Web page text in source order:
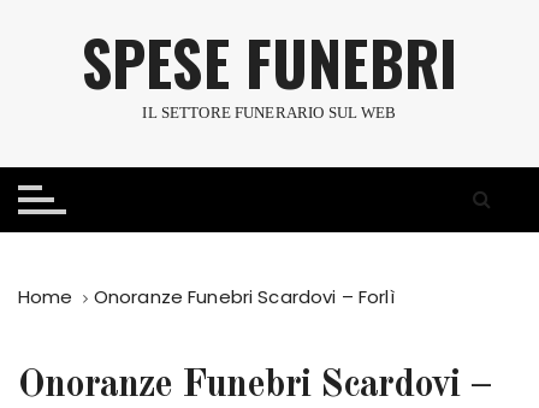
a
SPESE FUNEBRI
IL SETTORE FUNERARIO SUL WEB
Home Onoranze Funebri Scardovi – Forlì
Onoranze Funebri Scardovi –